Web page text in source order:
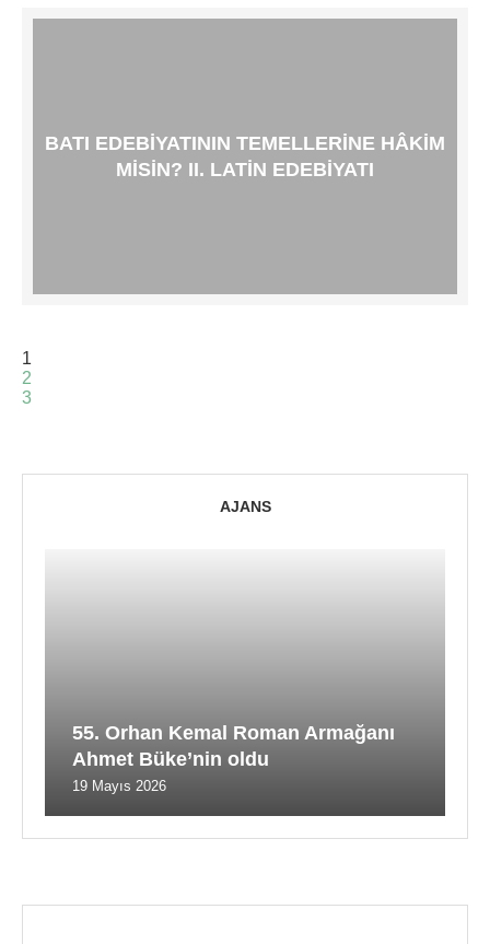
BATI EDEBIYATININ TEMELLERINE HÂKIM
MISIN? II. LATIN EDEBIYATI
1
2
3
AJANS
55. Orhan Kemal Roman Armağanı
Ahmet Büke’nin oldu
19 Mayıs 2026